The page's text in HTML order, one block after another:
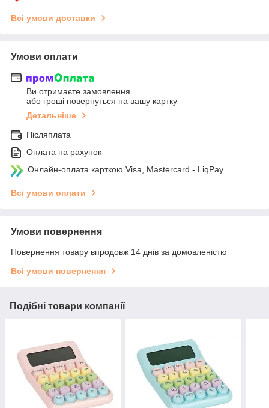
Всі умови доставки
Умови оплати
Ви отримаєте замовлення
або гроші повернуться на вашу картку
Детальніше
Післяплата
Оплата на рахунок
Онлайн-оплата карткою Visa, Mastercard - LiqPay
Всі умови оплати
Умови повернення
Повернення товару впродовж 14 днів за домовленістю
Всі умови повернення
Подібні товари компанії